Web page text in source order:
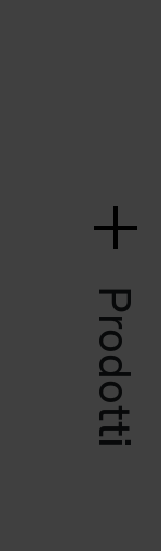
Prodotti